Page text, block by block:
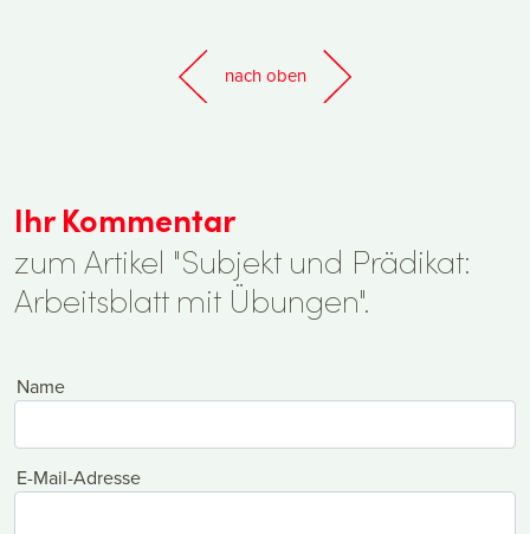
nach oben
Ihr Kommentar
zum Artikel "Subjekt und Prädikat:
Arbeitsblatt mit Übungen".
Name
E-Mail-Adresse